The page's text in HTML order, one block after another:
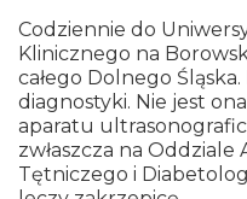
Codziennie do
Klinicznego na
całego Dolnego Śląska
diagnostyki. Nie jest
aparatu
zwłaszcza na Oddziale
Tętniczego i